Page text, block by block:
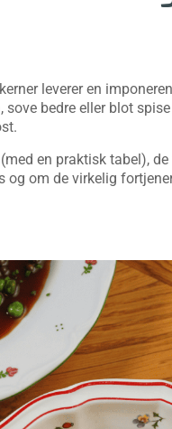
leverer en
bedre eller blot
en praktisk tabel),
om de virkelig